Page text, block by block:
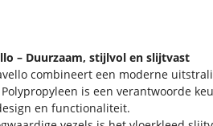
– Duurzaam, stijlvol en slijtvast
combineert een moderne
is een verantwoorde
en functionaliteit.